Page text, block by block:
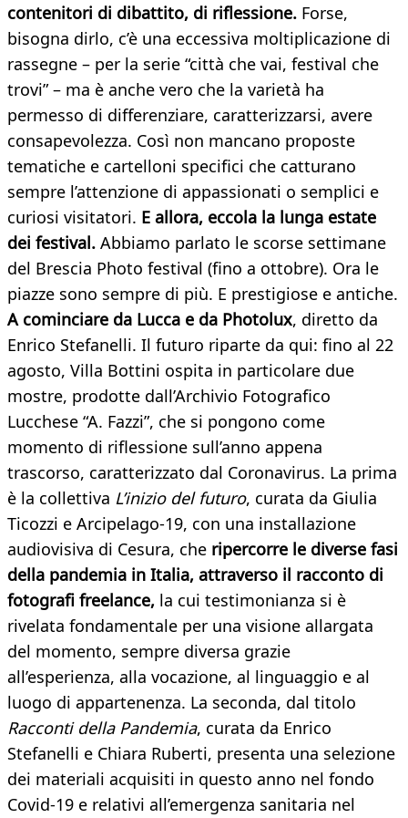
contenitori di dibattito, di riflessione. Forse,
bisogna dirlo, c’è una eccessiva moltiplicazione di
rassegne – per la serie “città che vai, festival che
trovi” – ma è anche vero che la varietà ha
permesso di differenziare, caratterizzarsi, avere
consapevolezza. Così non mancano proposte
tematiche e cartelloni specifici che catturano
sempre l’attenzione di appassionati o semplici e
curiosi visitatori. E allora, eccola la lunga estate
dei festival. Abbiamo parlato le scorse settimane
del Brescia Photo festival (fino a ottobre). Ora le
piazze sono sempre di più. E prestigiose e antiche.
A cominciare da Lucca e da Photolux, diretto da
Enrico Stefanelli. Il futuro riparte da qui: fino al 22
agosto, Villa Bottini ospita in particolare due
mostre, prodotte dall’Archivio Fotografico
Lucchese “A. Fazzi”, che si pongono come
momento di riflessione sull’anno appena
trascorso, caratterizzato dal Coronavirus. La prima
è la collettiva L’inizio del futuro, curata da Giulia
Ticozzi e Arcipelago-19, con una installazione
audiovisiva di Cesura, che ripercorre le diverse fasi
della pandemia in Italia, attraverso il racconto di
fotografi freelance, la cui testimonianza si è
rivelata fondamentale per una visione allargata
del momento, sempre diversa grazie
all’esperienza, alla vocazione, al linguaggio e al
luogo di appartenenza. La seconda, dal titolo
Racconti della Pandemia, curata da Enrico
Stefanelli e Chiara Ruberti, presenta una selezione
dei materiali acquisiti in questo anno nel fondo
Covid-19 e relativi all’emergenza sanitaria nel